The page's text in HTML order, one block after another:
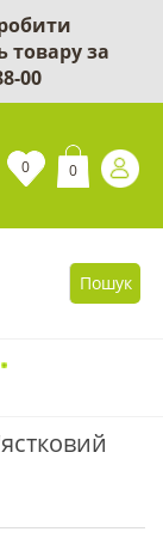
товару за
00
0 0
Пошук